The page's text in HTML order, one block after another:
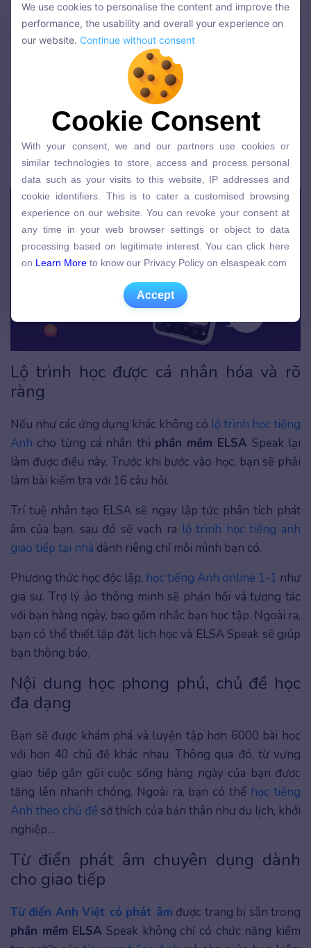
Học nói tiếng Anh chuẩn theo quốc tế
thông qua phần mềm ELSA
Mục tiêu lớn nhất của phần mềm ELSA
bạn có thể sử dụng tiếng Anh thành thạo như tiếng mẹ
đẻ. Xóa bỏ mọi rào cản ngôn ngữ giữa các quốc gia với
nhau. Do đó, ELSA Speak lựa chọn giọng khu vực
Trung Tây (Mỹ) là giọng dễ nghe nhất làm thước đo
phát triển.
Lộ trình học được cá nhân hóa và rõ
ràng
Nếu như các ứng dụng khác không có lộ trình học tiếng
Anh cho từng cá nhân thì phần mềm ELSA Speak lại
làm được điều này. Trước khi bước vào học, bạn sẽ phải
làm bài kiểm tra với 16 câu hỏi.
Trí tuệ nhân tạo ELSA sẽ ngay lập tức phân tích phát
âm của bạn, sau đó sẽ vạch ra lộ trình học tiếng anh
giao tiếp tại nhà dành riêng chỉ mỗi mình bạn có.
Phương thức học độc lập, học tiếng Anh online 1-1 như
gia sư. Trợ lý ảo thông minh sẽ phản hồi và tương tác
với bạn hàng ngày, bao gồm nhắc bạn học tập. Ngoài ra,
bạn có thể thiết lập đặt lịch học và ELSA Speak sẽ giúp
bạn thông báo.
Nội dung học phong phú, chủ đề học
đa dạng
Bạn sẽ được khám phá và luyện tập hơn 6000 bài học
với hơn 40 chủ đề khác nhau. Thông qua đó, từ vựng
giao tiếp gần gũi cuộc sống hàng ngày của bạn được
tăng lên nhanh chóng. Ngoài ra, bạn có thể học tiếng
Anh theo chủ đề sở thích của bản thân như du lịch, khởi
nghiệp…
Từ điển phát âm chuyên dụng dành
cho giao tiếp
Từ điển Anh Việt có phát âm được trang bị sẵn trong
phần mềm ELSA Speak không chỉ có chức năng kiểm
We use cookies to personalise the content and improve the
performance, the usability and overall your experience on
Continue without consent
Cookie Consent
similar technologies to store, access and process personal
data such as your visits to this website, IP addresses and
cookie identifiers. This is to cater a customised browsing
experience on our website. You can revoke your consent at
any time in your web browser settings or object to data
processing based on legitimate interest. You can click here
on
Learn More to know our Privacy Policy on elsaspeak.com
We use cookies to personalise the content and improve the
performance, the usability and overall your experience on
our website. Continue without consent
Cookie Consent
With your consent, we and our partners use cookies or
similar technologies to store, access and process personal
data such as your visits to this website, IP addresses and
cookie identifiers. This is to cater a customised browsing
experience on our website. You can revoke your consent at
any time in your web browser settings or object to data
processing based on legitimate interest. You can click here
on Learn More to know our Privacy Policy on elsaspeak.com
Accept